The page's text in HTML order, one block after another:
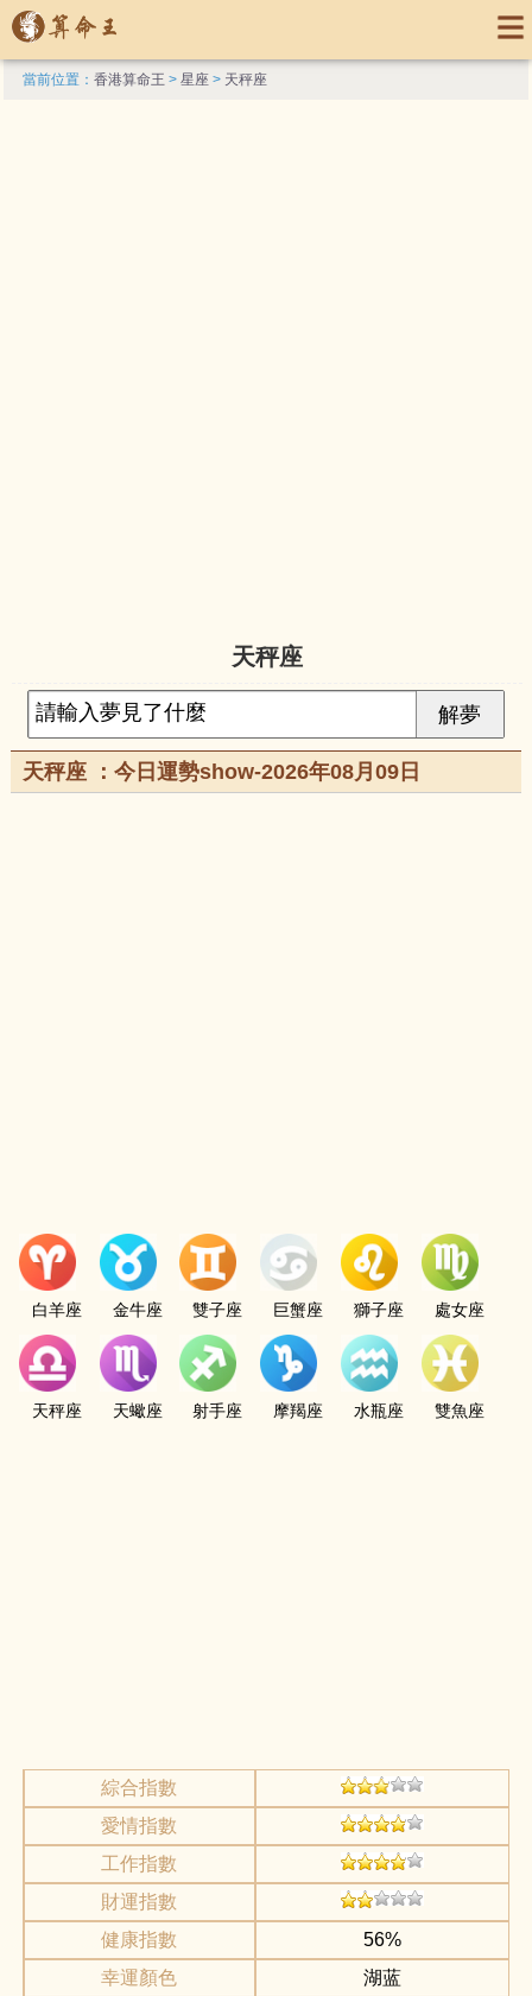
當前位置：香港算命王 >星座 > 天秤座
天秤座
天秤座 ：今日運勢show-2026年08月09日
白羊座 金牛座 雙子座 巨蟹座 獅子座 處女座
天秤座 天蠍座 射手座 摩羯座 水瓶座 雙魚座
綜合指數
愛情指數
工作指數
財運指數
健康指數
56%
幸運顏色
湖蓝